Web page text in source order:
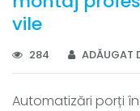
vile
284 ADĂUGAT
Automatizări porți